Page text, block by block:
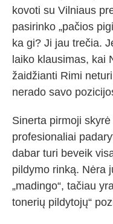
kovoti su Vilniaus
pasirinko „pačios
ka gi? Ji jau trečia.
laiko klausimas, kai
žaidžianti Rimi
nerado savo
Sinerta pirmoji
profesionaliai
dabar turi beveik
pildymo rinką. Nėra
„madingo“, tačiau
tonerių pildytojų“